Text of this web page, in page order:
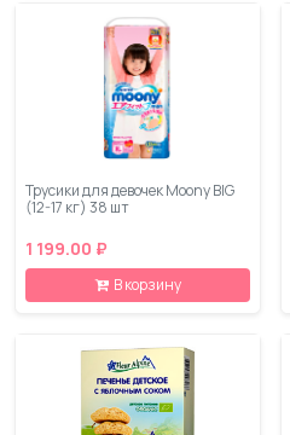
Трусики для девочек Moony BIG
(12-17 кг) 38 шт
1 199.00 ₽
В корзину